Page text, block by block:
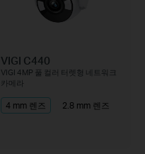
VIGI C440
VIGI 4MP 풀 컬러 터렛형 네트워크
카메라
4 mm 렌즈 2.8 mm 렌즈